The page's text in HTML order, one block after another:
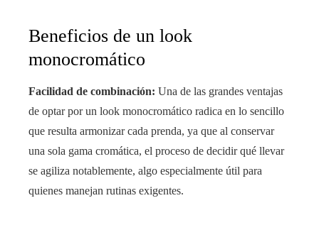
Beneficios de un look
monocromático
Facilidad de combinación: Una de las grandes ventajas
de optar por un look monocromático radica en lo sencillo
que resulta armonizar cada prenda, ya que al conservar
una sola gama cromática, el proceso de decidir qué llevar
se agiliza notablemente, algo especialmente útil para
quienes manejan rutinas exigentes.